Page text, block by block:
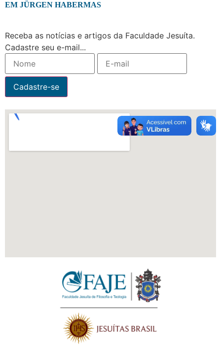
EM JÜRGEN HABERMAS
Receba as notícias e artigos da Faculdade Jesuíta.
Cadastre seu e-mail...